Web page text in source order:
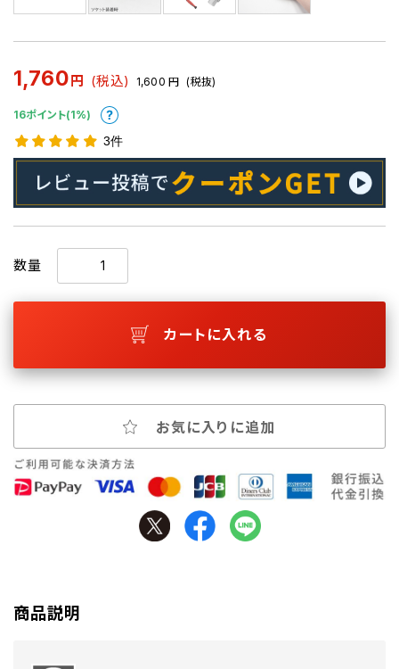
1,760 円 (税込) 1,600 円 (税抜)
16ポイント(1%)
3件
数量
カートに入れる
お気に入りに追加
商品説明